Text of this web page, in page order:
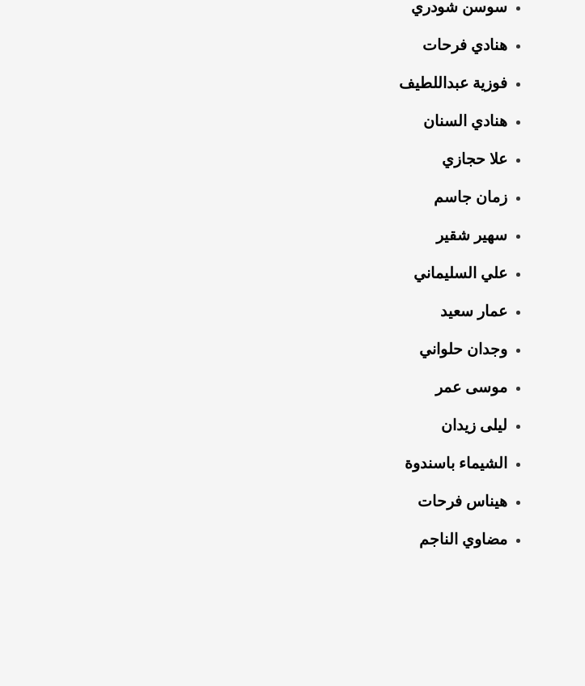
سوسن شودري
هنادي فرحات
فوزية عبداللطيف
هنادي السنان
علا حجازي
زمان جاسم
سهير شقير
علي السليماني
عمار سعيد
وجدان حلواني
موسى عمر
ليلى زيدان
الشيماء باسندوة
هيناس فرحات
مضاوي الناجم